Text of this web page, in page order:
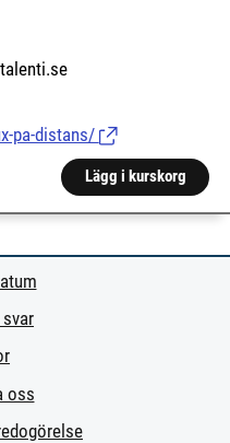
pa-distans/ (Länk till extern
Lägg i kurskorg
svar
oss